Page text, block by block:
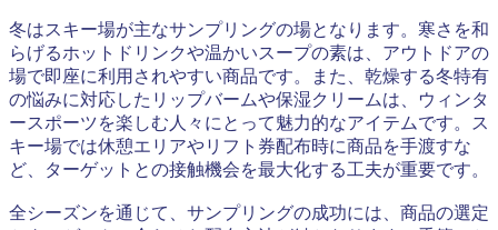
冬はスキー場が主なサンプリングの場となります。寒さを和
らげるホットドリンクや温かいスープの素は、アウトドアの
場で即座に利用されやすい商品です。また、乾燥する冬特有
の悩みに対応したリップバームや保湿クリームは、ウィンタ
ースポーツを楽しむ人々にとって魅力的なアイテムです。ス
キー場では休憩エリアやリフト券配布時に商品を手渡すな
ど、ターゲットとの接触機会を最大化する工夫が重要です。
全シーズンを通じて、サンプリングの成功には、商品の選定